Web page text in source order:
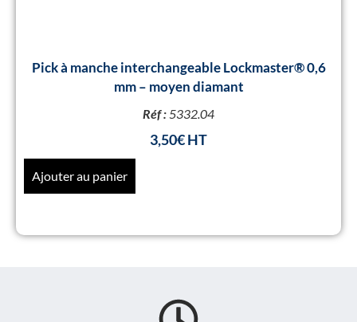
Pick à manche interchangeable Lockmaster® 0,6
mm – moyen diamant
Réf :5332.04
3,50€
Ajouter au panier